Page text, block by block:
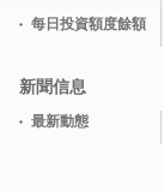
每日投資額度餘額
新聞信息
最新動態